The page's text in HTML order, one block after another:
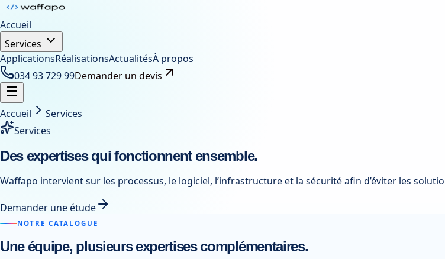
Accueil
Services
ApplicationsRéalisationsActualitésÀ propos
034 93 729 99Demander un devis
Accueil
Services
Services
Des expertises qui fonctionnent ensemble.
Waffapo intervient sur les processus, le logiciel, l’infrastructure et la sécurité afin d’éviter les
Demander une étude
NOTRE CATALOGUE
Une équipe, plusieurs expertises complémentaires.